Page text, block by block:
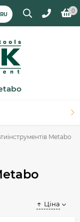
RU
0
Metabo
Ціна